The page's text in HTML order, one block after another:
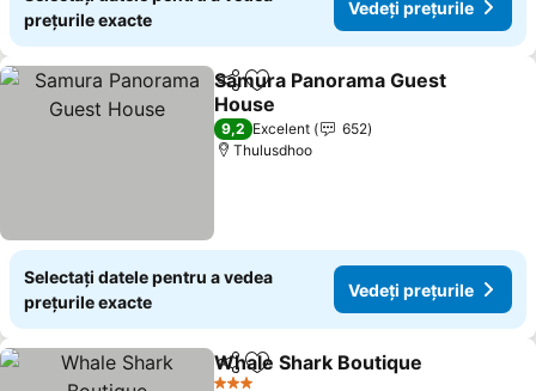
prețurile exacte
Vedeți prețurile
DistribuițiAdăugaţi la favorite
Samura Panorama Guest
House
Vedeți prețurile
9,2 Excelent
652
Thulusdhoo
Selectați datele pentru a vedea
prețurile exacte
Vedeți prețurile
DistribuițiAdăugaţi la favorite
Whale Shark Boutique